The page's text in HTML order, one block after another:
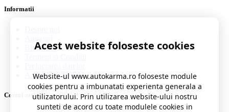
Informatii
Blog auto
A.N.P.C. 0219551
Contul meu
Acest website foloseste cookies
Website-ul www.autokarma.ro foloseste module
cookies pentru a imbunatati experienta generala a
utilizatorului. Prin utilizarea website-ului nostru
sunteti de acord cu toate modulele cookies in